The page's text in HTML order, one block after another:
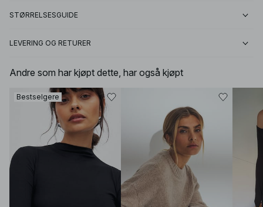
STØRRELSESGUIDE
LEVERING OG RETURER
Andre som har kjøpt dette, har også kjøpt
Bestselgere